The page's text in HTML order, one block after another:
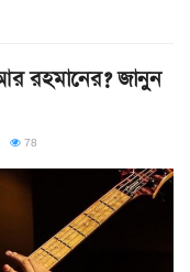
রহমানের? জানুন
78